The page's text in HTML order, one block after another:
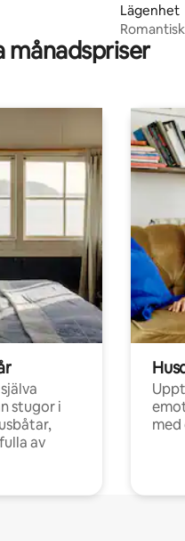
Lägenhet
Salentina
månadspriser
stugor i
av
med